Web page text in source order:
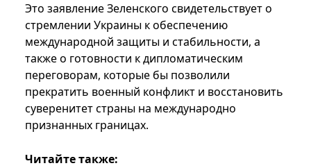
Это заявление Зеленского свидетельствует о
стремлении Украины к обеспечению
международной защиты и стабильности, а
также о готовности к дипломатическим
переговорам, которые бы позволили
прекратить военный конфликт и восстановить
суверенитет страны на международно
признанных границах.
Читайте также: